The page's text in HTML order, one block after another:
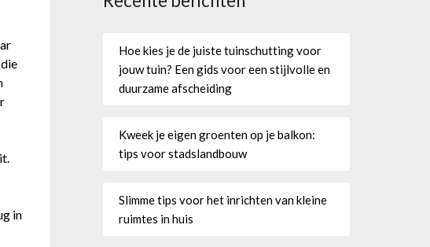
in
Hoe kies je de juiste tuinschutting voor
jouw tuin? Een gids voor een stijlvolle en
duurzame afscheiding
Kweek je eigen groenten op je balkon:
tips voor stadslandbouw
Slimme tips voor het inrichten van kleine
ruimtes in huis